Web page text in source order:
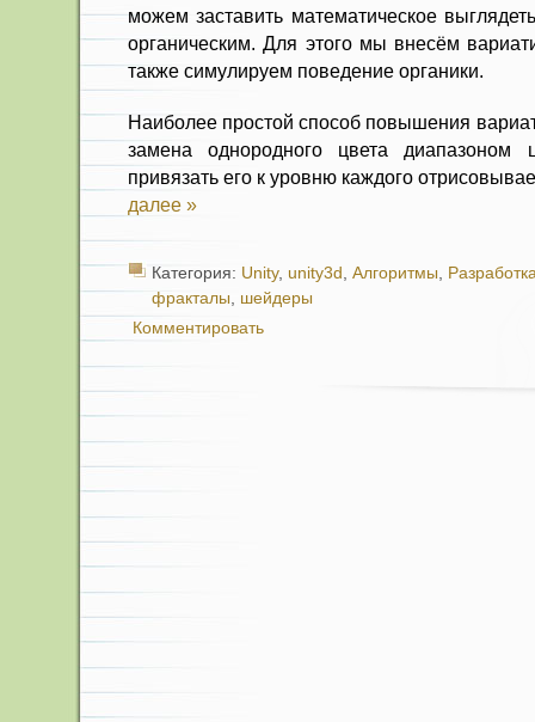
можем заставить математическое
органическим. Для этого мы внесём
также симулируем поведение органики.
Наиболее простой способ повышения
замена однородного цвета
привязать его к уровню каждого
далее »
Категория: Unity, unity3d , Алгоритмы,
фракталы, шейдеры
Комментировать